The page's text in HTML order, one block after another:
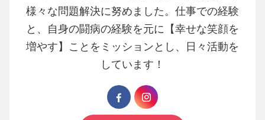
様々な問題解決に努めました。仕事での経験
と、自身の闘病の経験を元に【幸せな笑顔を
増やす】ことをミッションとし、日々活動を
しています！